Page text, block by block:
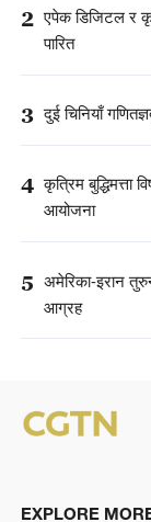
2 एपेक डिजिटल र
पारित
3 दुई चिनियाँ
4 कृत्रिम बुद्धिमत्ता
आयोजना
5 अमेरिका-इरान
आग्रह
EXPLORE